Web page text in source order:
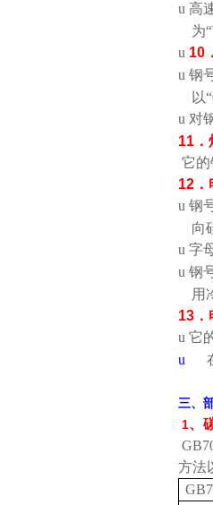
u 高
为
u 10
u 钢
以
u 对
11
它
12
u 钢
向
u 字
u 钢
用
13
u 它
u
三、
1、
方法